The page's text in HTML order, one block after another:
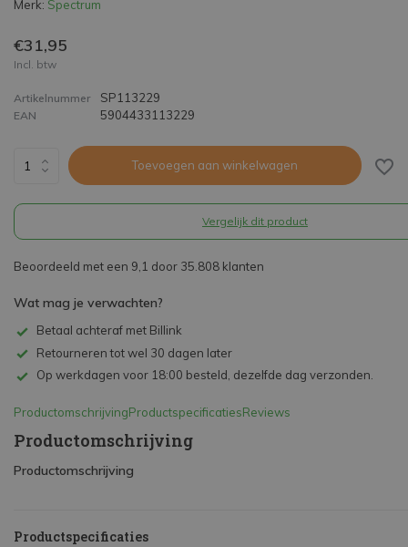
Merk: Spectrum
€31,95
Incl. btw
Artikelnummer SP113229
EAN 5904433113229
Toevoegen aan winkelwagen
Vergelijk dit product
Beoordeeld met een 9,1 door 35.808 klanten
Wat mag je verwachten?
Betaal achteraf met Billink
Retourneren tot wel 30 dagen later
Op werkdagen voor 18:00 besteld, dezelfde dag verzonden.
ProductomschrijvingProductspecificatiesReviews
Productomschrijving
Productomschrijving
Productspecificaties